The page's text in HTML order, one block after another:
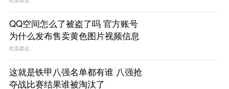
QQ空间怎么了被盗了吗 官方账号
为什么发布售卖黄色图片视频信息
这就是铁甲八强名单都有谁 八强抢